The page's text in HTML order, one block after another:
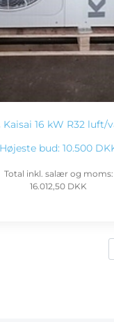
Kaisai 16 kW R32 luft/
Højeste bud: 10.500
Total inkl. salær og moms:
16.012,50 DKK